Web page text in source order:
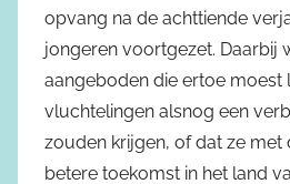
opvang na de achttiende
jongeren voortgezet. Daarbij
aangeboden die ertoe moest
vluchtelingen alsnog een
zouden krijgen, of dat ze met
betere toekomst in het land